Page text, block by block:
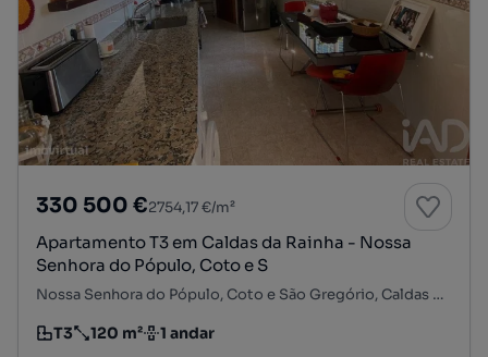
330 500 €2754,17 €/m²
Apartamento T3 em Caldas da Rainha - Nossa
Senhora do Pópulo, Coto e S
Nossa Senhora do Pópulo, Coto e São Gregório, Caldas da Rainha, Leiria
Tipologia
T3
Preço por metro quadrado
120 m²
Andar 1 andar